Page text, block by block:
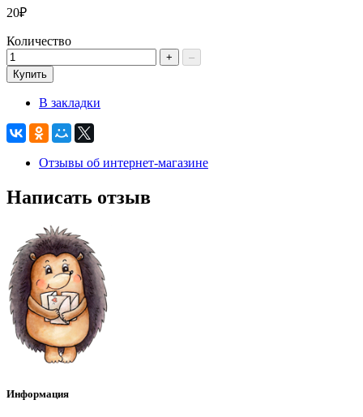
20₽
Количество
+
–
Купить
В закладки
Отзывы об интернет-магазине
Написать отзыв
Информация